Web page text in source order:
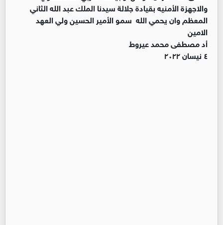
والاجهزة الأمنيه بقيادة جلالة سيدنا الملك عبد الله الثاني
المعظم وان يحمي الله سمو الأمير الحسين ولي العهد
الامين
أد مصطفى محمد عيروط
٤ نيسان ٢٠٢٢